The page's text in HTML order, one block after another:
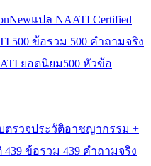
Newแปล NAATI Certified
500 ข้อรวม 500 คำถามจริง
ยอดนิยม500 หัวข้อ
ตรวจประวัติอาชญากรรม +
439 ข้อรวม 439 คำถามจริง